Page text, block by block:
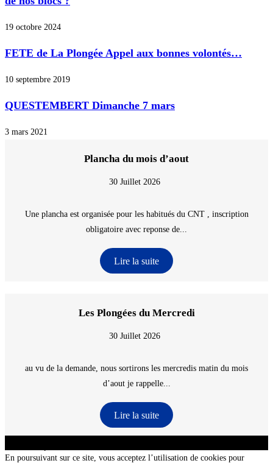
19 octobre 2024
FETE de La Plongée Appel aux bonnes volontés…
10 septembre 2019
QUESTEMBERT Dimanche 7 mars
3 mars 2021
Plancha du mois d’aout
30 Juillet 2026
Une plancha est organisée pour les habitués du CNT , inscription
obligatoire avec reponse de...
Lire la suite
Les Plongées du Mercredi
30 Juillet 2026
au vu de la demande, nous sortirons les mercredis matin du mois
d’aout je rappelle...
Lire la suite
En poursuivant sur ce site, vous acceptez l’utilisation de cookies pour